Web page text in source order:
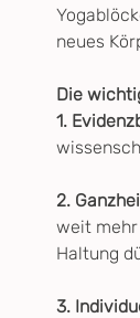
neues
Die
1.
2.
weit mehr
Haltung
3.